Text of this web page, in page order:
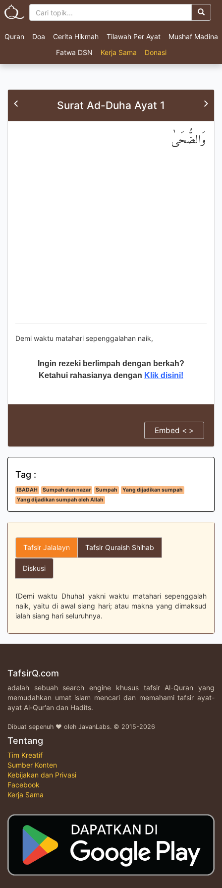
Quran Doa Cerita Hikmah Tilawah Per Ayat
Mushaf Madina
Fatwa DSN
Kerja Sama Donasi
Surat Ad-Duha Ayat 1
وَالضُّحَىٰ
Demi waktu matahari sepenggalahan naik,
Ingin rezeki berlimpah dengan berkah?
Ketahui rahasianya dengan Klik disini!
Embed < >
Tag :
IBADAH Sumpah dan nazar Sumpah
Yang dijadikan sumpah
Yang dijadikan sumpah oleh Allah
Tafsir Jalalayn Tafsir Quraish Shihab
Diskusi
(Demi waktu Dhuha) yakni waktu matahari sepenggalah
naik, yaitu di awal siang hari; atau makna yang dimaksud
ialah siang hari seluruhnya.
TafsirQ.com
adalah sebuah search engine khusus tafsir Al-Quran yang
memudahkan umat islam mencari dan memahami tafsir ayat-
ayat Al-Qur'an dan Hadits.
Dibuat sepenuh ♥ oleh JavanLabs. © 2015-2026
Tentang
Tim Kreatif
Sumber Konten
Kebijakan dan Privasi
Facebook
Kerja Sama